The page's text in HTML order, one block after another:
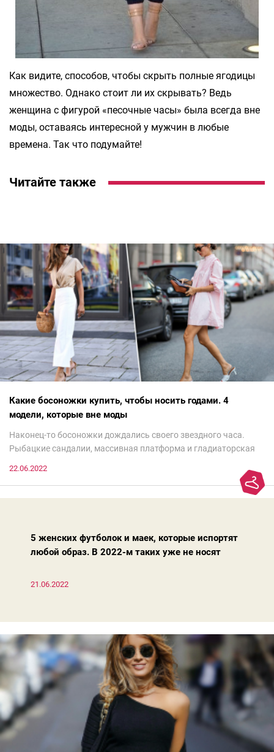
Как видите, способов, чтобы скрыть полные ягодицы
множество. Однако стоит ли их скрывать? Ведь
женщина с фигурой «песочные часы» была всегда вне
моды, оставаясь интересной у мужчин в любые
времена. Так что подумайте!
Читайте также
Какие босоножки купить, чтобы носить годами. 4
модели, которые вне моды
Наконец-то босоножки дождались своего звездного часа.
Рыбацкие сандалии, массивная платформа и гладиаторская
модно, совсем не обязательно бежать за ними в магазин.
Достаточно лишь провести ревизию прошлогодних покупок.
22.06.2022
5 женских футболок и маек, которые испортят
любой образ. В 2022-м таких уже не носят
21.06.2022